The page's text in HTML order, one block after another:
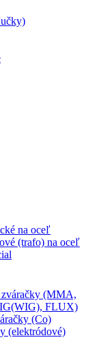
na oceľ
(trafo) na oceľ
(MMA,
FLUX)
(Co)
(elektródové)